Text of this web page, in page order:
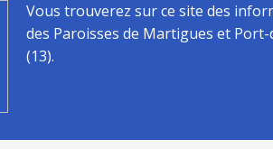
Vous trouverez sur ce site des
des Paroisses de Martigues et
(13).